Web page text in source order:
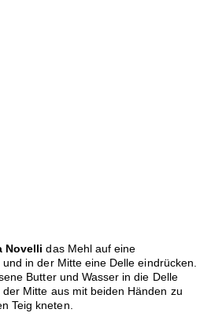
Novellidas Mehl auf eine
in der Mitte eine Delle eindrücken.
Butter und Wasser in die Delle
Mitte aus mit beiden Händen zu
Teig kneten.